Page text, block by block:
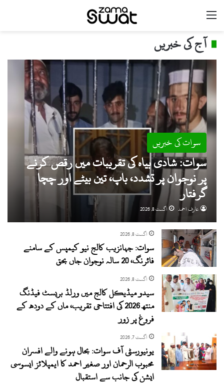
آج کی خبریں
سوات کی خبریں
سوات: شادی بیاہ کی تقریبات میں رقص کرنے
پر نوجوان پر تشدد، باپ، تین بیٹے اور چچا
گرفتار
عارف احمد اگست 8, 2026
اگست 8, 2026
سوات: جہانزیب کالج نیو کیمپس کے سامنے
فائرنگ، 20 سالہ نوجوان جاں بحق
اگست 8, 2026
سیدو میڈیکل کالج میں ورلڈ بریسٹ فیڈنگ
منتھ 2026 کی افتتاحی تقریب، ماں کے دودھ کے
فروغ پر زور
اگست 7, 2026
یونیورسٹی آف سوات: بحال ہونے والے افسران
محبوب الرحمان اور صغیر احمد کا ایمپلائز ایسوسی
ایشن کی جانب سے استقبال